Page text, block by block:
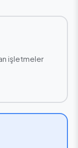
işletmeler